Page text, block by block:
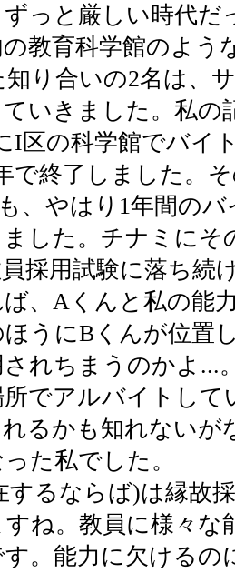
っと厳しい時代だ
の教育科学館のよう
り合いの2名は、
いきました。私の
I区の科学館でバイ
で終了しました。
、やはり1年間の
した。チナミにそ
採用試験に落ち続
、Aくんと私の能
うにBくんが位置
されちまうのかよ...
でアルバイトして
るかも知れないが
た私でした。
するならば)は縁故
ね。教員に様々な
。能力に欠けるの